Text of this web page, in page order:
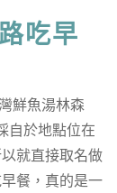
吃早
鮮魚湯林森
自於地點位在
就直接取名做
餐，真的是一